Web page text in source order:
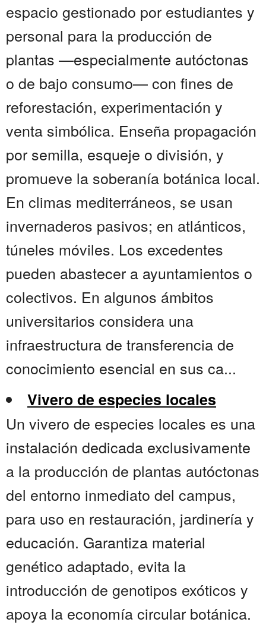
espacio gestionado por estudiantes y
personal para la producción de
plantas —especialmente autóctonas
o de bajo consumo— con fines de
reforestación, experimentación y
venta simbólica. Enseña propagación
por semilla, esqueje o división, y
promueve la soberanía botánica local.
En climas mediterráneos, se usan
invernaderos pasivos; en atlánticos,
túneles móviles. Los excedentes
pueden abastecer a ayuntamientos o
colectivos. En algunos ámbitos
universitarios considera una
infraestructura de transferencia de
conocimiento esencial en sus ca...
Vivero de especies locales
Un vivero de especies locales es una
instalación dedicada exclusivamente
a la producción de plantas autóctonas
del entorno inmediato del campus,
para uso en restauración, jardinería y
educación. Garantiza material
genético adaptado, evita la
introducción de genotipos exóticos y
apoya la economía circular botánica.